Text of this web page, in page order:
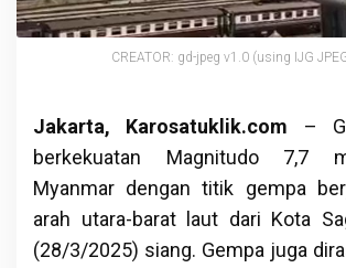
CREATOR: gd-jpeg v1.0 (using IJG
Jakarta, Karosatuklik.com –
berkekuatan Magnitudo 7,7
Myanmar dengan titik gempa
arah utara-barat laut dari Kota
(28/3/2025) siang. Gempa juga